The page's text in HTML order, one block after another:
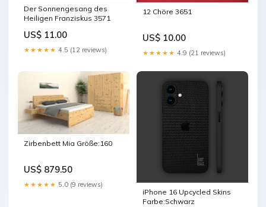
Der Sonnengesang des
Heiligen Franziskus 3571
US$ 11.00
★★★★★ 4.5 (12 reviews)
12 Chöre 3651
US$ 10.00
★★★★★ 4.9 (21 reviews)
Zirbenbett Mia Größe:160
US$ 879.50
★★★★★ 5.0 (9 reviews)
iPhone 16 Upcycled Skins
Farbe:Schwarz